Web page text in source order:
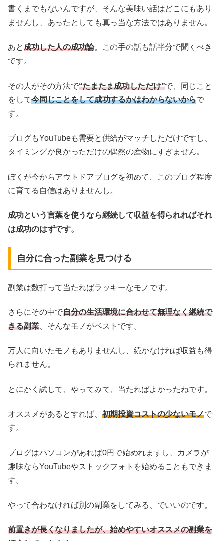
書くまでもないんですが、そんな美味い話はどこにもあり
ませんし、あったとしても真っ当な方法ではありません。
あと成功した人の成功論。この手の話も話半分で聞くべき
です。
その人がその方法で“たまたま成功しただけ”で、同じこと
をして今同じことをして成功するかはわからないからで
す。
ブログもYouTubeも需要と供給がマッチしただけですし、
タイミングが良かっただけの偶然の産物にすぎません。
ぼくが今からアウトドアブログを初めて、このブログ程度
に育てる自信はありませんし。
成功という言葉を使うなら継続して収益を得られればそれ
は成功のはずです。
自分に合った副業を見つける
副業は数打って当たればラッキーなモノです。
さらにその中で自分の生活環境に合わせて無理なく継続で
きる副業 、そんなモノがベストです。
万人に向いたモノもありませんし、続かなければ収益も得
られません。
とにかく試して、やってみて、当たればよかったねです。
オススメがあるとすれば、 初期投資コストの少ないモノで
す。
ブログはパソコンがあれば0円で始めれますし、カメラが
趣味ならYouTubeやストックフォトを始めることもできま
す。
やって合わなければ別の副業をしてみる、でいいのです。
前置きが長くなりましたが、始めやすいオススメの副業を